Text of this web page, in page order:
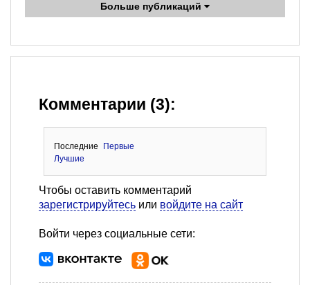
Больше публикаций
Комментарии (3):
Последние
Первые
Лучшие
Чтобы оставить комментарий
зарегистрируйтесь или войдите на сайт
Войти через социальные сети: